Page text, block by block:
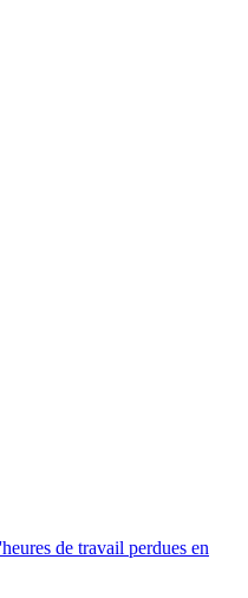
de travail perdues en